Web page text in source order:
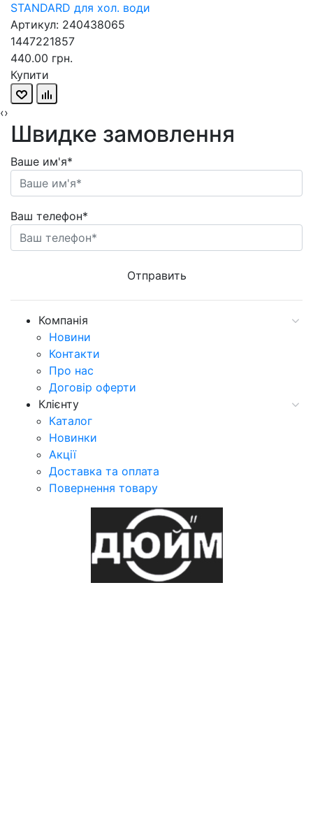
STANDARD для хол. води
Артикул: 240438065
1447221857
440.00 грн.
Купити
‹›
Швидке замовлення
Ваше им'я*
Ваш телефон*
Компанія
Новини
Контакти
Про нас
Договір оферти
Клієнту
Каталог
Новинки
Акції
Доставка та оплата
Повернення товару